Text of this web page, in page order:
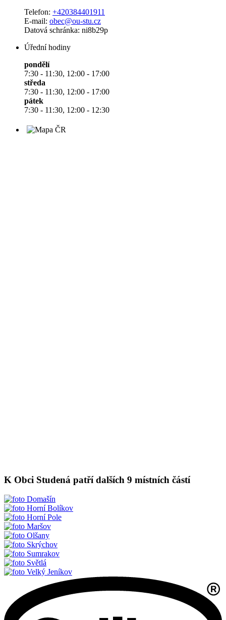
Telefon: +420384401911
E-mail: obec@ou-stu.cz
Datová schránka: ni8b29p
Úřední hodiny
pondělí
7:30 - 11:30, 12:00 - 17:00
středa
7:30 - 11:30, 12:00 - 17:00
pátek
7:30 - 11:30, 12:00 - 12:30
K Obci Studená patří dalších 9 místních částí
Domašín
Horní Bolíkov
Horní Pole
Maršov
Olšany
Skrýchov
Sumrakov
Světlá
Velký Jeníkov